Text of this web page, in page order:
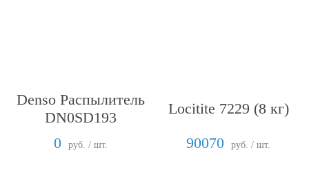
Denso Распылитель
DN0SD193
0
руб. / шт.
Locitite 7229 (8 кг)
90070
руб. / шт.